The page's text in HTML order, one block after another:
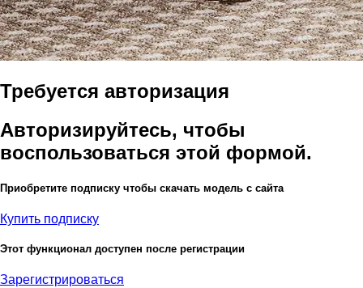
Требуется авторизация
Авторизируйтесь, чтобы
воспользоваться этой формой.
Приобретите подписку чтобы скачать модель с сайта
Купить подписку
Этот функционал доступен после регистрации
Зарегистрироваться